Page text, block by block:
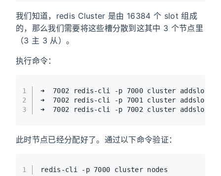
我们知道，redis Cluster 是由 16384 个 slot 组成
的，那么我们需要将这些槽分散到这其中 3 个节点里
（3 主 3 从）。
执行命令：
1
2
3
➜  7002 redis-cli -p 7000 cluster addslots
➜  7002 redis-cli -p 7001 cluster addslots
➜  7002 redis-cli -p 7002 cluster addslots
此时节点已经分配好了。通过以下命令验证：
1 redis-cli -p 7000 cluster nodes